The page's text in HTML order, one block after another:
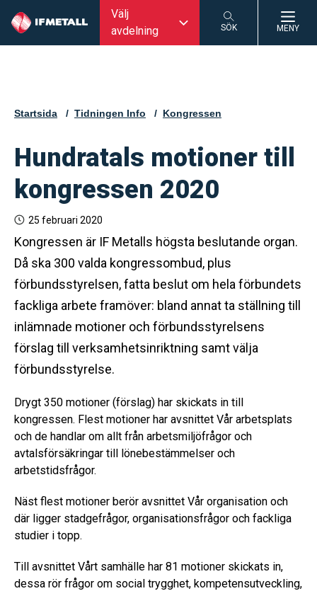
Välj
avdelning
SÖK MENY
Startsida Tidningen Info Kongressen
Hundratals motioner till
kongressen 2020
25 februari 2020
Kongressen är IF Metalls högsta beslutande organ.
Då ska 300 valda kongressombud, plus
förbundsstyrelsen, fatta beslut om hela förbundets
fackliga arbete framöver: bland annat ta ställning till
inlämnade motioner och förbundsstyrelsens
förslag till verksamhetsinriktning samt välja
förbundsstyrelse.
Drygt 350 motioner (förslag) har skickats in till
kongressen. Flest motioner har avsnittet Vår arbetsplats
och de handlar om allt från arbetsmiljöfrågor och
avtalsförsäkringar till lönebestämmelser och
arbetstidsfrågor.
Näst flest motioner berör avsnittet Vår organisation och
där ligger stadgefrågor, organisationsfrågor och fackliga
studier i topp.
Till avsnittet Vårt samhälle har 81 motioner skickats in,
dessa rör frågor om social trygghet, kompetensutveckling,